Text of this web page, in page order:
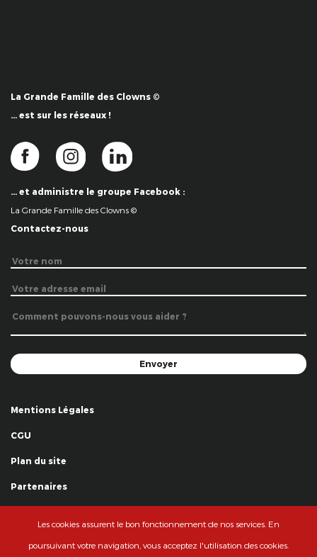
La Grande Famille des Clowns ©
… est sur les réseaux !
… et administre le groupe Facebook :
La Grande Famille des Clowns ©
Contactez-nous
Mentions Légales
CGU
Plan du site
Partenaires
© La Grande Famille des Clowns - 2018
Les cookies assurent le bon fonctionnement de nos services. En
poursuivant votre navigation, vous acceptez l'utilisation des cookies.